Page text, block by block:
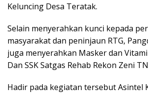
Keluncing Desa Teratak.
Selain menyerahkan kunci kepada
masyarakat dan peninjaun RTG,
juga menyerahkan Masker dan
Dan SSK Satgas Rehab Rekon Zeni
Hadir pada kegiatan tersebut Asintel